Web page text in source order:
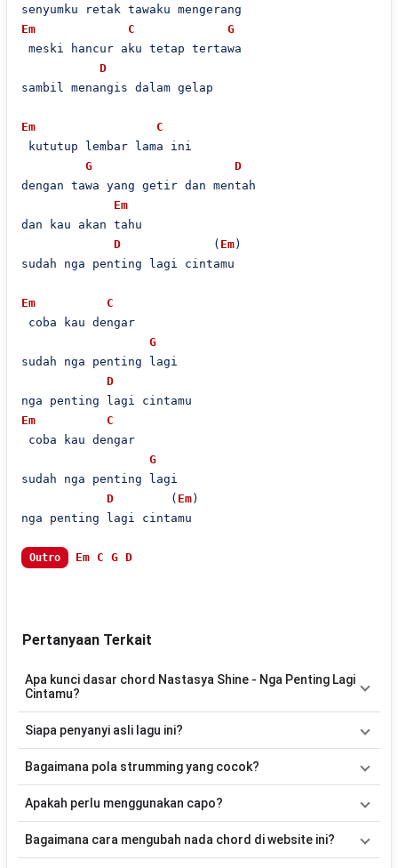
Em
C
G
meski hancur aku tetap tertawa
D
sambil menangis dalam gelap
Em
C
kututup lembar lama ini
G
D
dengan tawa yang getir dan mentah
Em
dan kau akan tahu
D
             (
Em)
sudah nga penting lagi cintamu
Em
C
coba kau dengar
G
sudah nga penting lagi
D
Em
C
coba kau dengar
G
sudah nga penting lagi
D
        (
Em)
nga penting lagi cintamu
Outro Em C G D
Pertanyaan Terkait
Apa kunci dasar chord Nastasya Shine - Nga Penting Lagi
Cintamu?
Em, C, G, D, Am. Versi chord ini telah disederhanakan sehingga
belajar memainkan lagu ini.
Siapa penyanyi asli lagu ini?
dibawakan olehNastasya Shine. Pada halaman ini tersedia versi
Bagaimana pola strumming yang cocok?
acuan, kamu dapat menggunakan pola
laguNga Penting Lagi Cintamu.
Apakah perlu menggunakan capo?
kunci dasarEm. Jika ingin mengikuti nada asli penyanyi, kamu
Bagaimana cara mengubah nada chord di website ini?